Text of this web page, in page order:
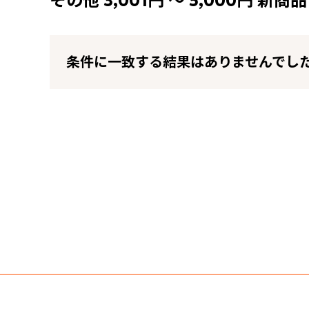
条件に一致する結果はありませんでし